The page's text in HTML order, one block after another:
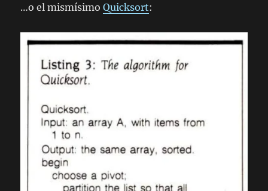
…o el mismísimoQuicksort: